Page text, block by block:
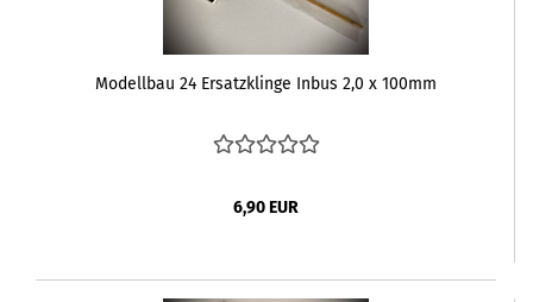
Modellbau 24 Ersatzklinge Inbus 2,0 x 100mm
6,90 EUR